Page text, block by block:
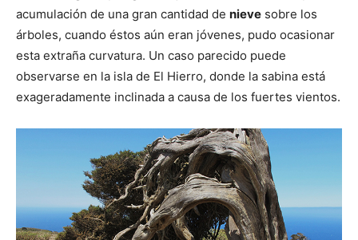
acumulación de una gran cantidad de nieve sobre los
árboles, cuando éstos aún eran jóvenes, pudo ocasionar
esta extraña curvatura. Un caso parecido puede
observarse en la isla de El Hierro, donde la sabina está
exageradamente inclinada a causa de los fuertes vientos.